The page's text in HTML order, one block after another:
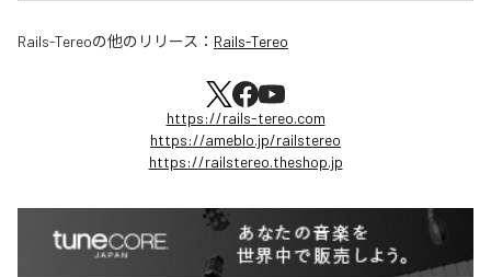
Rails-Tereoの他のリリース： Rails-Tereo
https://rails-tereo.com
https://ameblo.jp/railstereo
https://railstereo.theshop.jp